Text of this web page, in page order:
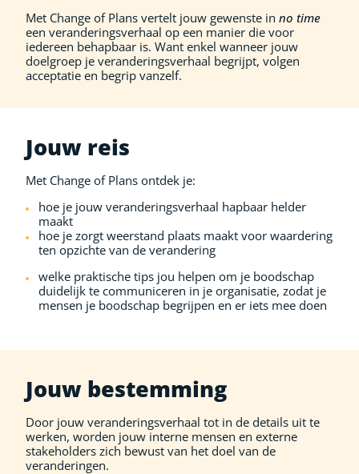
Met Change of Plans vertelt jouw gewenste in no time
een veranderingsverhaal op een manier die voor
iedereen behapbaar is. Want enkel wanneer jouw
doelgroep je veranderingsverhaal begrijpt, volgen
acceptatie en begrip vanzelf.
Jouw reis
Met Change of Plans ontdek je:
hoe je jouw veranderingsverhaal hapbaar helder
maakt
hoe je zorgt weerstand plaats maakt voor waardering
ten opzichte van de verandering
welke praktische tips jou helpen om je boodschap
duidelijk te communiceren in je organisatie, zodat je
mensen je boodschap begrijpen en er iets mee doen
Jouw bestemming
Door jouw veranderingsverhaal tot in de details uit te
werken, worden jouw interne mensen en externe
stakeholders zich bewust van het doel van de
veranderingen.